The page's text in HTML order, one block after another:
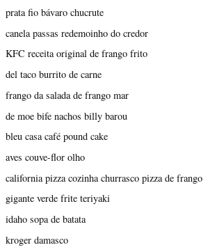
prata fio bávaro chucrute
canela passas redemoinho do credor
KFC receita original de frango frito
del taco burrito de carne
frango da salada de frango mar
de moe bife nachos billy barou
bleu casa café pound cake
aves couve-flor olho
california pizza cozinha churrasco pizza de frango
gigante verde frite teriyaki
idaho sopa de batata
kroger damasco